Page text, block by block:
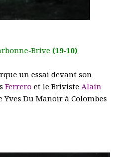
Brive (19-10)
un essai devant son
Ferrero et le Briviste Alain
Yves Du Manoir à Colombes